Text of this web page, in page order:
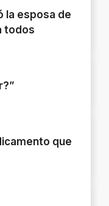
la esposa de
todos
que